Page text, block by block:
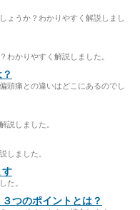
ょうか？わかりやすく解説しまし
わかりやすく解説しました。
頭痛との違いはどこにあるのでし
説しました。
しました。
す
た。
つのポイントとは？